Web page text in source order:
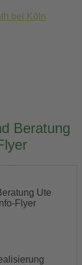
Beratung
Ute
Flyer